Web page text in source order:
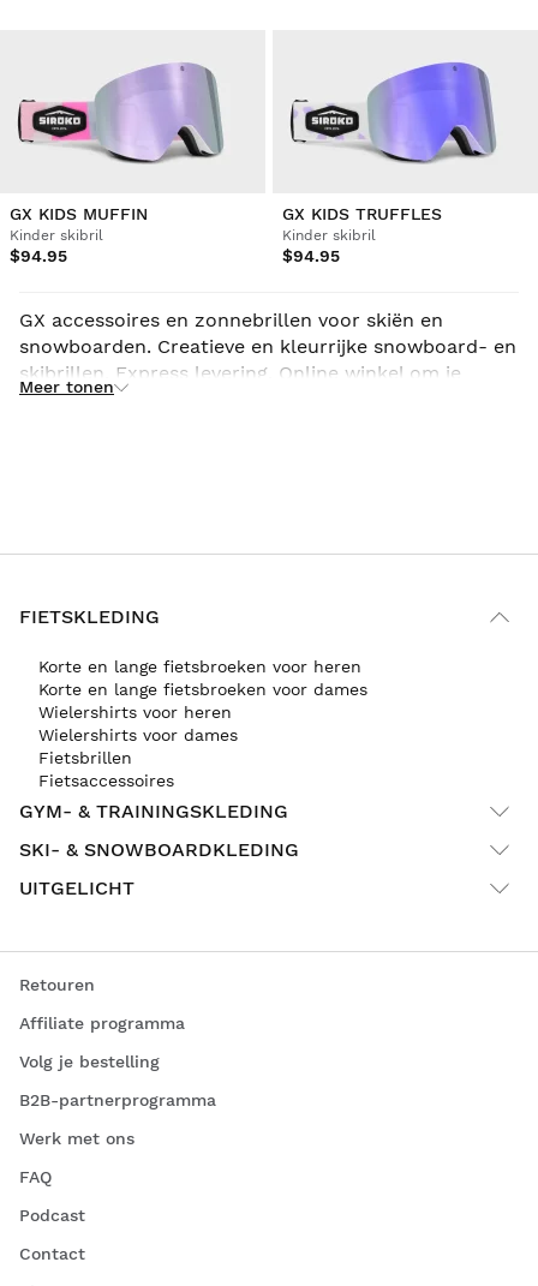
GX KIDS MUFFIN
Kinder skibril
$94.95
GX KIDS TRUFFLES
Kinder skibril
$94.95
GX accessoires en zonnebrillen voor skiën en
snowboarden. Creatieve en kleurrijke snowboard- en
skibrillen. Express levering. Online winkel om je
tegen onverslaanbare prijzen voor te bereiden op je
Meer tonen
FIETSKLEDING
Korte en lange fietsbroeken voor heren
Korte en lange fietsbroeken voor dames
Wielershirts voor heren
Wielershirts voor dames
Fietsbrillen
Fietsaccessoires
GYM- & TRAININGSKLEDING
SKI- & SNOWBOARDKLEDING
UITGELICHT
Retouren
Affiliate programma
Volg je bestelling
B2B-partnerprogramma
Werk met ons
FAQ
Podcast
Contact